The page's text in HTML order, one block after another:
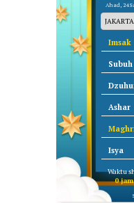
Ahad, 24
Imsak
Subuh
Ashar
Isya
Waktu
0